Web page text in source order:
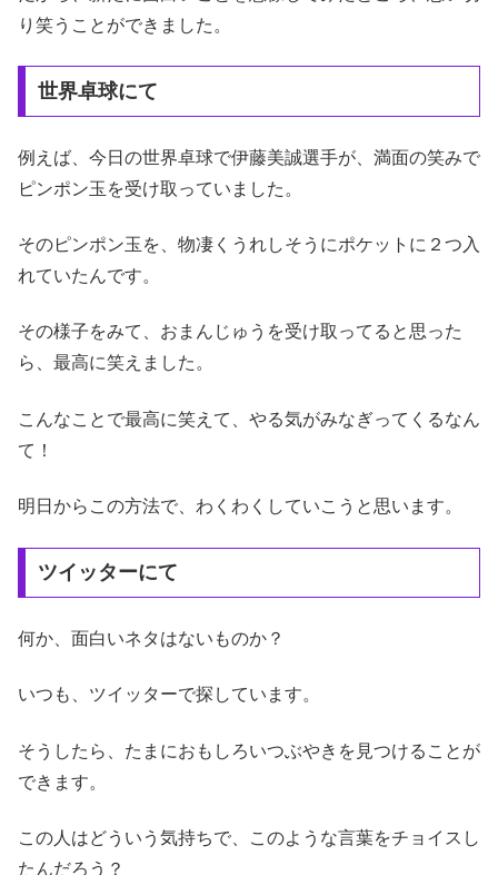
り笑うことができました。
世界卓球にて
例えば、今日の世界卓球で伊藤美誠選手が、満面の笑みで
ピンポン玉を受け取っていました。
そのピンポン玉を、物凄くうれしそうにポケットに２つ入
れていたんです。
その様子をみて、おまんじゅうを受け取ってると思った
ら、最高に笑えました。
こんなことで最高に笑えて、やる気がみなぎってくるなん
て！
明日からこの方法で、わくわくしていこうと思います。
ツイッターにて
何か、面白いネタはないものか？
いつも、ツイッターで探しています。
そうしたら、たまにおもしろいつぶやきを見つけることが
できます。
この人はどういう気持ちで、このような言葉をチョイスし
たんだろう？